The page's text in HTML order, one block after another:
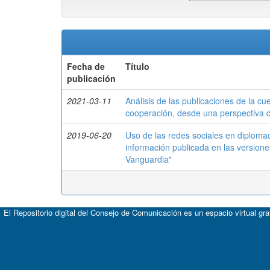
Fecha de
publicación
Título
2021-03-11
Análisis de las publicaciones de la
cooperación, desde una perspectiva
2019-06-20
Uso de las redes sociales en
información publicada en las
Vanguardia"
El Repositorio digital del Consejo de Comunicación es un espacio virtual